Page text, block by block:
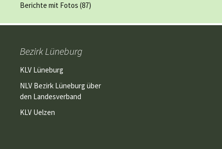
Berichte mit Fotos (87)
Bezirk Lüneburg
KLV Lüneburg
NLV Bezirk Lüneburg über
den Landesverband
KLV Uelzen